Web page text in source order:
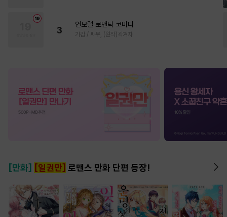
3
언모럴 로맨틱 코미디
가감 / 쌔우, (원작)곽겨자
[만화] [일권만] 로맨스 만화 단편 등장!